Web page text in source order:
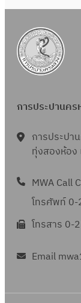
การประปานค
การประปา
ทุ่งสองห้อง
MWA Call
โทรศัพท์
โทรสาร 0-
Email